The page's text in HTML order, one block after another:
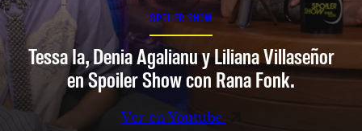
SPOILER SHOW
Tessa Ia, Denia Agalianu y Liliana Villaseñor
en Spoiler Show con Rana Fonk.
Ver en Youtube